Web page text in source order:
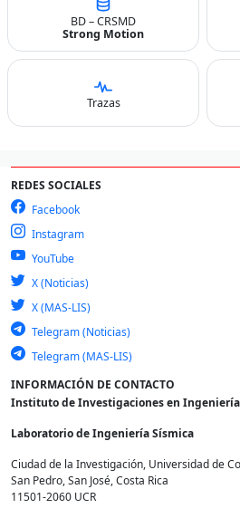
BD – CRSMD
Strong Motion
Trazas
REDES SOCIALES
Facebook
Instagram
YouTube
X (Noticias)
X (MAS-LIS)
Telegram (Noticias)
Telegram (MAS-LIS)
INFORMACIÓN DE CONTACTO
Instituto de Investigaciones en Ingeniería
Laboratorio de Ingeniería Sísmica
Ciudad de la Investigación, Universidad de
San Pedro, San José, Costa Rica
11501-2060 UCR